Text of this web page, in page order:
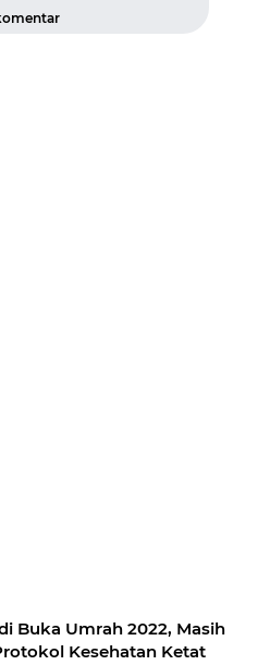
Buka Umrah 2022, Masih
Kesehatan Ketat